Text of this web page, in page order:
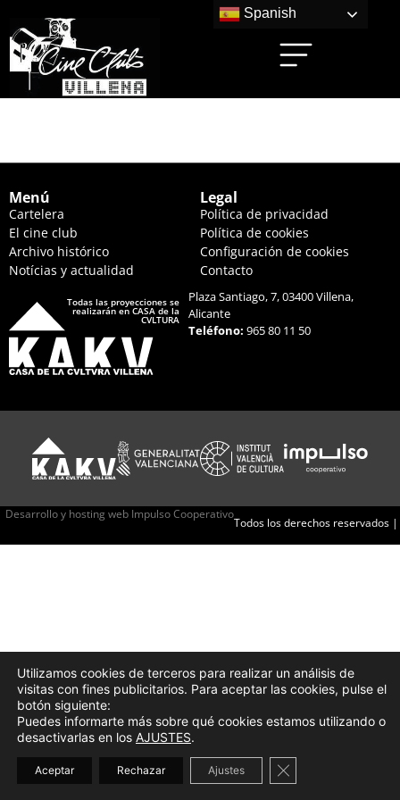
Menú
Cartelera
El cine club
Archivo histórico
Notícias y actualidad
Legal
Política de privacidad
Política de cookies
Configuración de cookies
Contacto
Todas las proyecciones se
realizarán en CASA de la
CVLTURA
Plaza Santiago, 7, 03400 Villena,
Alicante
Teléfono:965 80 11 50
Todos los derechos reservados |
Desarrollo y hosting web Impulso Cooperativo
Spanish
Utilizamos cookies de terceros para realizar un análisis de
visitas con fines publicitarios. Para aceptar las cookies, pulse el
botón siguiente:
Puedes informarte más sobre qué cookies estamos utilizando o
desactivarlas en los AJUSTES.
Aceptar Rechazar Ajustes Cerrar el banner de